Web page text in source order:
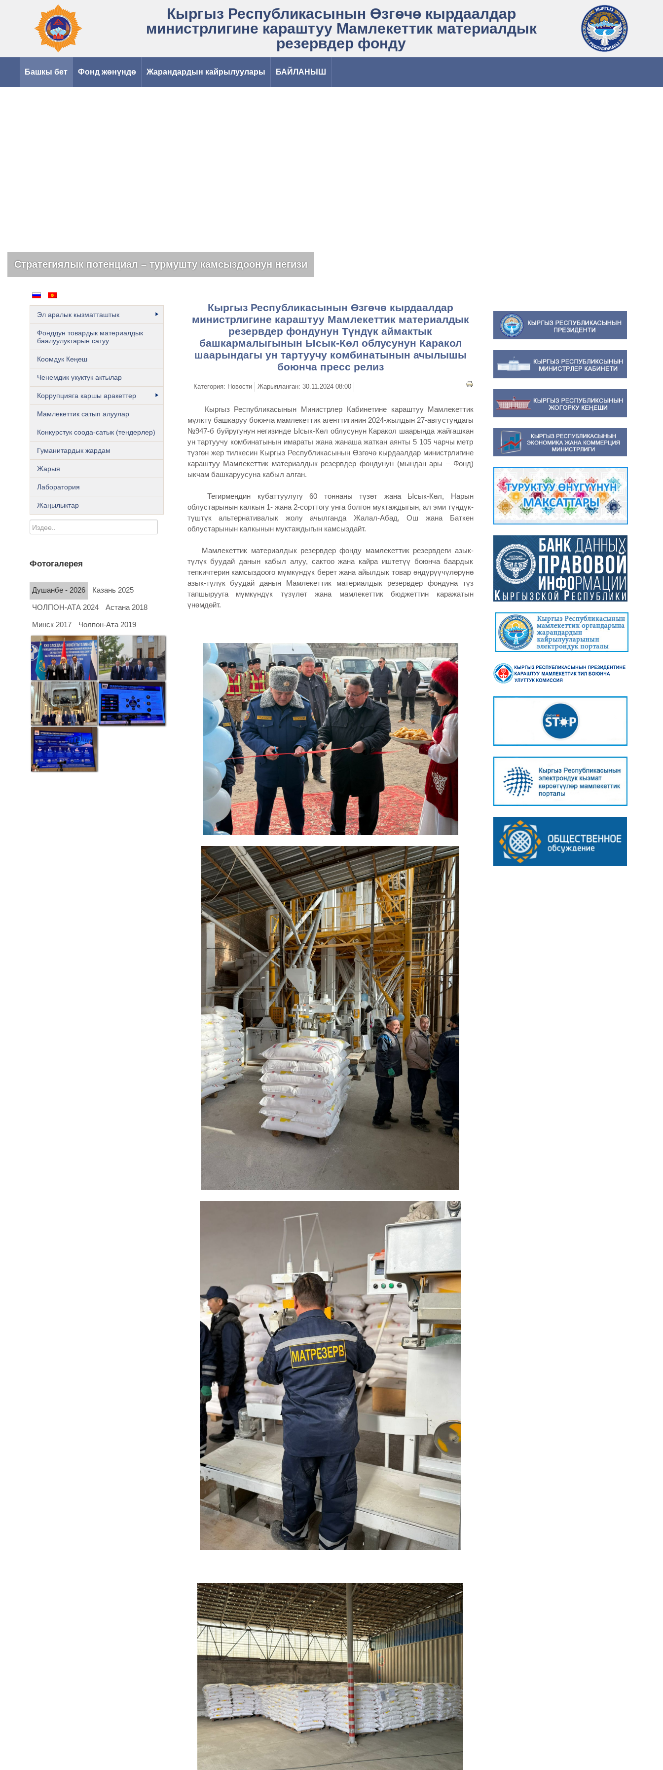
Кыргыз Республикасынын Өзгөчө кырдаалдар
министрлигине караштуу Мамлекеттик материалдык
резервдер фонду
Башкы бет Фонд жөнүндө Жарандардын кайрылуулары БАЙЛАНЫШ
Мамлекеттик резерв – бул азык түлүк коопсуздугу жана өлкөнүн туруктуулугу
Эл аралык кызматташтык
Фонддун товардык материалдык
баалуулуктарын сатуу
Коомдук Кеңеш
Ченемдик укуктук актылар
Коррупцияга каршы аракеттер
Мамлекеттик сатып алуулар
Конкурстук соода-сатык (тендерлер)
Гуманитардык жардам
Жарыя
Лаборатория
Жаңылыктар
Фотогалерея
Душанбе - 2026 Казань 2025
ЧОЛПОН-АТА 2024 Астана 2018
Минск 2017 Чолпон-Ата 2019
Кыргыз Республикасынын Өзгөчө кырдаалдар
министрлигине караштуу Мамлекеттик материалдык
резервдер фондунун Түндүк аймактык
башкармалыгынын Ысык-Көл облусунун Каракол
шаарындагы ун тартуучу комбинатынын ачылышы
боюнча пресс релиз
Категория: Новости Жарыяланган: 30.11.2024 08:00
Кыргыз Республикасынын Министрлер Кабинетине караштуу Мамлекеттик
мүлктү башкаруу боюнча мамлекеттик агенттигинин 2024-жылдын 27-августундагы
№947-б буйругунун негизинде Ысык-Көл облусунун Каракол шаарында жайгашкан
ун тартуучу комбинатынын имараты жана жанаша жаткан аянты 5 105 чарчы метр
түзгөн жер тилкесин Кыргыз Республикасынын Өзгөчө кырдаалдар министрлигине
караштуу Мамлекеттик материалдык резервдер фондунун (мындан ары – Фонд)
ыкчам башкаруусуна кабыл алган.
Тегирмендин кубаттуулугу 60 тоннаны түзөт жана Ысык-Көл, Нарын
облустарынын калкын 1- жана 2-сорттогу унга болгон муктаждыгын, ал эми түндүк-
түштүк альтернативалык жолу ачылганда Жалал-Абад, Ош жана Баткен
облустарынын калкынын муктаждыгын камсыздайт.
Мамлекеттик материалдык резервдер фонду мамлекеттик резервдеги азык-
түлүк буудай данын кабыл алуу, сактоо жана кайра иштетүү боюнча баардык
тепкичтерин камсыздоого мүмкүндүк берет жана айылдык товар өндүрүүчүлөрүнө
азык-түлүк буудай данын Мамлекеттик материалдык резервдер фондуна түз
тапшырууга мүмкүндүк түзүлөт жана мамлекеттик бюджеттин каражатын
үнөмдөйт.